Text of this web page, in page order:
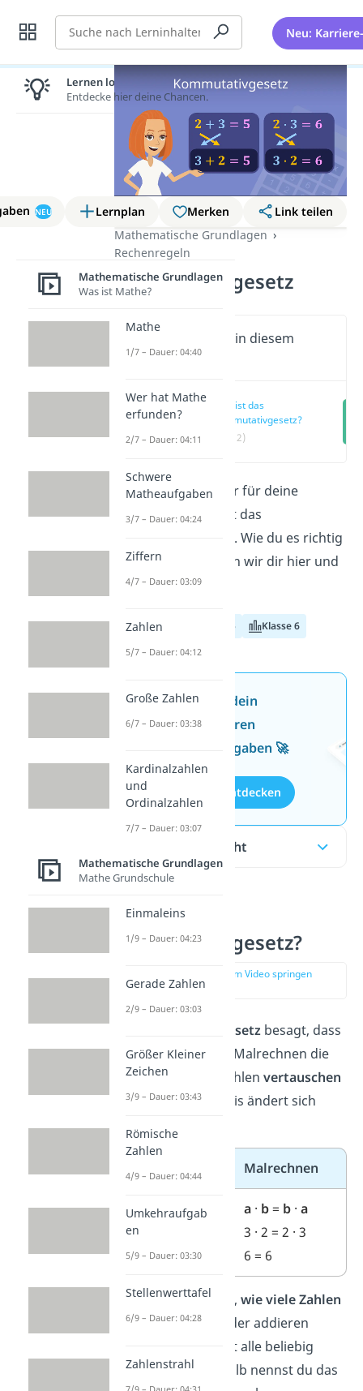
Suche Neu:
NEU Lernplan Merken
Link teilen
Mathematische Grundlagen
Rechenregeln
Kommutativgesetz
Wichtige Inhalte in diesem
Video
Was ist das
Kommutativgesetz?
(00:12)
Ein nützlicher Helfer für deine
Rechenaufgaben ist das
. Wie du es richtig
anwendest, erklären wir dir hier und
imVideo!
Klasse 4 Klasse 5 Klasse 6
Jetzt neu: Teste dein
Wissen mit unseren
kostenlosen Aufgaben 🚀
Aufgaben entdecken
Inhaltsübersicht
Was ist das
Kommutativgesetz?
zur Stelle im Video springen
(00:12)
Kommutativgesetzbesagt, dass
du beim Plus- oder Malrechnen die
Reihenfolge
von Zahlen vertauschen
kannst. Das Ergebnis ändert sich
Plusrechnen Malrechnen
a+b=b+a
2 + 3 = 3 + 2
5 = 5
a· b= b· a
3 · 2 = 2 · 3
6 = 6
Es spielt keine Rolle, wie viele Zahlen
du multiplizieren oder addieren
möchtest. Du darfst alle beliebig
vertauschen. Deshalb nennst du das
Lernen lohnt sich!
Entdecke hier deine Chancen.
Mathematische Grundlagen
Was ist Mathe?
Mathe
1/7 – Dauer: 04:40
Wer hat Mathe
erfunden?
2/7 – Dauer: 04:11
Schwere
Matheaufgaben
3/7 – Dauer: 04:24
Ziffern
4/7 – Dauer: 03:09
Zahlen
5/7 – Dauer: 04:12
Große Zahlen
6/7 – Dauer: 03:38
Kardinalzahlen
und
Ordinalzahlen
7/7 – Dauer: 03:07
Mathematische Grundlagen
Mathe Grundschule
Einmaleins
1/9 – Dauer: 04:23
Gerade Zahlen
2/9 – Dauer: 03:03
Größer Kleiner
Zeichen
3/9 – Dauer: 03:43
Römische
Zahlen
4/9 – Dauer: 04:44
Umkehraufgab
en
5/9 – Dauer: 03:30
Stellenwerttafel
6/9 – Dauer: 04:28
Zahlenstrahl